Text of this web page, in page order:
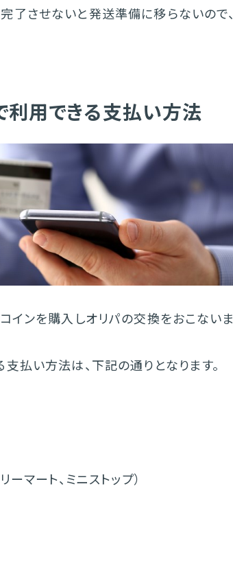
了させないと発送準備に移らないので、
利用できる支払い方法
インを購入しオリパの交換をおこないま
払い方法は、下記の通りとなります。
ーマート、ミニストップ）